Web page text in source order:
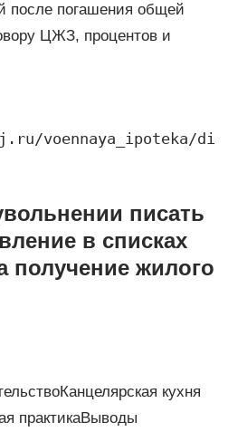
после погашения общей
ЦЖЗ, процентов и
voennaya_ipoteka/di
писать
в списках
получение жилого
кухня
практикаВыводы